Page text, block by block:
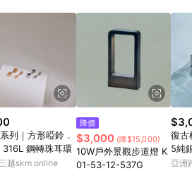
。 9. LINE 購物站上之商品規格、
。 11. 若於 LINE 購物前往 Pinkoi
並完成訂單，不符合導購資格；承
需透過 LINE 購物前往 Pinkoi 頁
列｜方形啞鈴．
316L 鋼轉珠耳環
越skm online
降價
$3,000 (降$15,000)
10W戶外景觀步道燈 K
01-53-12-537G
復古
5純
亞洲